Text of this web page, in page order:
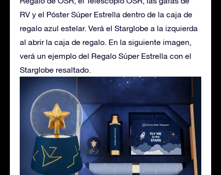
RV y el Póster Súper Estrella dentro de la caja de
regalo azul estelar. Verá el Starglobe a la izquierda
al abrir la caja de regalo. En la siguiente imagen,
verá un ejemplo del Regalo Súper Estrella con el
Starglobe resaltado.